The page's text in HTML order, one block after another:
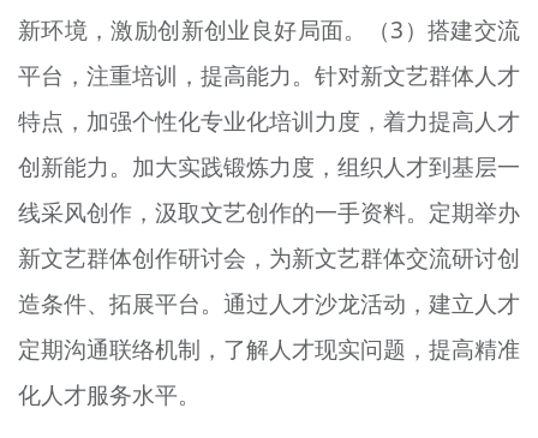
新环境，激励创新创业良好局面。（3）搭建交流
平台，注重培训，提高能力。针对新文艺群体人才
特点，加强个性化专业化培训力度，着力提高人才
创新能力。加大实践锻炼力度，组织人才到基层一
线采风创作，汲取文艺创作的一手资料。定期举办
新文艺群体创作研讨会，为新文艺群体交流研讨创
造条件、拓展平台。通过人才沙龙活动，建立人才
定期沟通联络机制，了解人才现实问题，提高精准
化人才服务水平。